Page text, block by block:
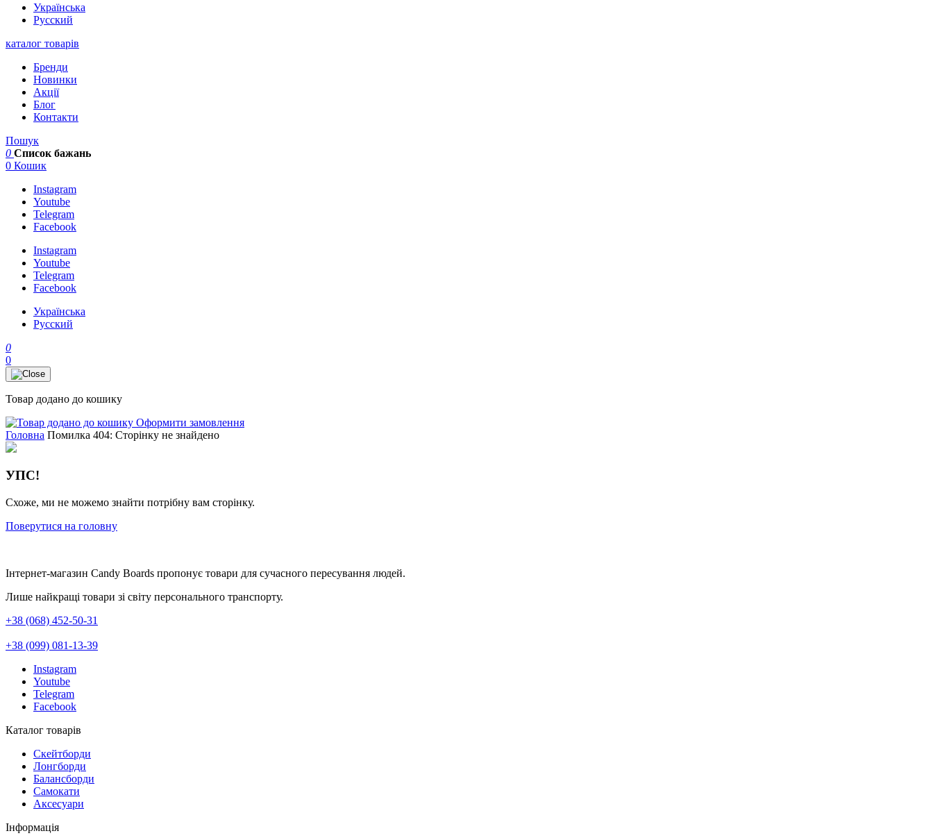
Українська
Русский
каталог товарів
Бренди
Новинки
Акції
Блог
Контакти
Пошук
0 Список бажань
0 Кошик
Instagram
Youtube
Telegram
Facebook
Instagram
Youtube
Telegram
Facebook
Українська
Русский
0
0
Товар додано до кошику
Оформити замовлення
Головна Помилка 404: Сторінку не знайдено
УПС!
Схоже, ми не можемо знайти потрібну вам сторінку.
Поверутися на головну
Інтернет-магазин Candy Boards пропонує товари для сучасного пересування людей.
Лише найкращі товари зі світу персонального транспорту.
+38 (068) 452-50-31
+38 (099) 081-13-39
Instagram
Youtube
Telegram
Facebook
Каталог товарів
Скейтборди
Лонгборди
Балансборди
Самокати
Аксесуари
Інформація